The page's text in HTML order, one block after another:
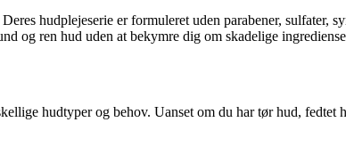
hudplejeserie er formuleret uden parabener, sulfater,
og ren hud uden at bekymre dig om skadelige
hudtyper og behov. Uanset om du har tør hud, fedtet